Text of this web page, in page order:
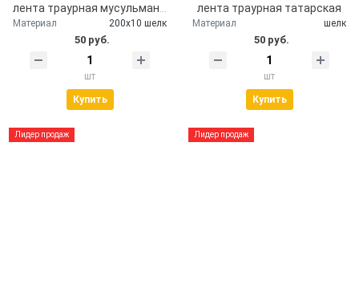
Материал 200х10 шелк
50 руб.
шт
Купить
лента траурная татарская
Материал шелк
50 руб.
шт
Купить
Лидер продаж Лидер продаж